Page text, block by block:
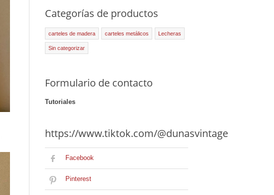
Categorías de productos
carteles de madera carteles metálicos Lecheras
Sin categorizar
Formulario de contacto
Tutoriales
https://www.tiktok.com/@dunasvintage
Facebook
Pinterest